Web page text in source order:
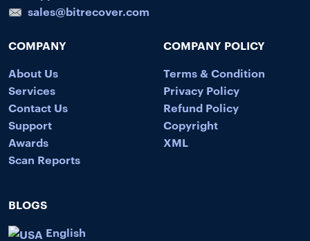
sales@bitrecover.com
COMPANY
About Us
Services
Contact Us
Support
Awards
Scan Reports
COMPANY POLICY
Terms & Condition
Privacy Policy
Refund Policy
Copyright
XML
BLOGS
English